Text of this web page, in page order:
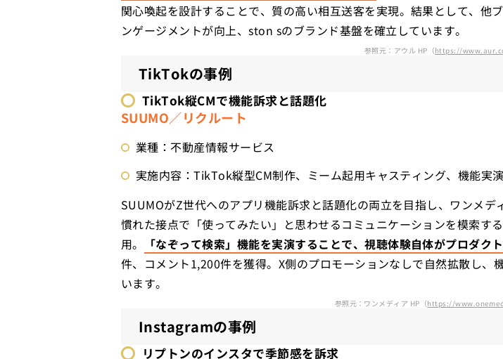
関心喚起を設計することで、質の高い相互送客を実現。結果として、他
ンゲージメントが向上、ston sのブランド基盤を確立しています。
参照元：アウル HP（https://
TikTokの事例
TikTok縦CMで機能訴求と話題化
SUUMO／リクルート
業種：不動産情報サービス
実施内容：TikTok縦型CM制作、ミーム起用キャスティング、機能実
SUUMOがZ世代へのアプリ機能訴求と話題化の両立を目指し、ワンメ
慣れた接点で「使ってみたい」と思わせるコミュニケーションを模索す
用。
「なぞって検索」機能を実演することで、視聴体験自体がプロダク
件、コメント1,200件を獲得。X側のプロモーションなしで自然拡散し
います。
参照元：ワンメディア HP（https://
Instagramの事例
リプトンのインスタで季節感を訴求